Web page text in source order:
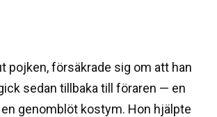
pojken, försäkrade sig om att han
sedan tillbaka till föraren — en
en genomblöt kostym. Hon hjälpte